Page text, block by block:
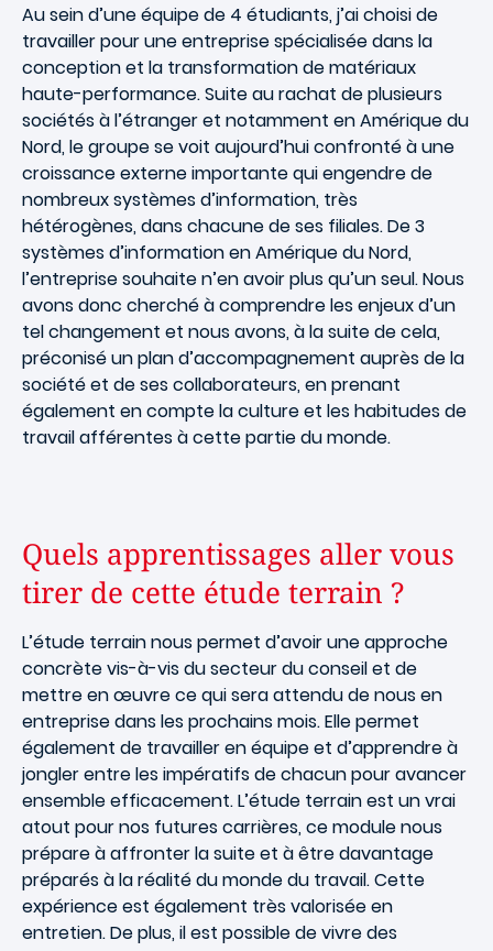
Au sein d’une équipe de 4 étudiants, j’ai choisi de
travailler pour une entreprise spécialisée dans la
conception et la transformation de matériaux
haute-performance. Suite au rachat de plusieurs
sociétés à l’étranger et notamment en Amérique du
Nord, le groupe se voit aujourd’hui confronté à une
croissance externe importante qui engendre de
nombreux systèmes d’information, très
hétérogènes, dans chacune de ses filiales. De 3
systèmes d’information en Amérique du Nord,
l’entreprise souhaite n’en avoir plus qu’un seul. Nous
avons donc cherché à comprendre les enjeux d’un
tel changement et nous avons, à la suite de cela,
préconisé un plan d’accompagnement auprès de la
société et de ses collaborateurs, en prenant
également en compte la culture et les habitudes de
travail afférentes à cette partie du monde.
Quels apprentissages aller vous
tirer de cette étude terrain ?
L’étude terrain nous permet d’avoir une approche
concrète vis-à-vis du secteur du conseil et de
mettre en œuvre ce qui sera attendu de nous en
entreprise dans les prochains mois. Elle permet
également de travailler en équipe et d’apprendre à
jongler entre les impératifs de chacun pour avancer
ensemble efficacement. L’étude terrain est un vrai
atout pour nos futures carrières, ce module nous
prépare à affronter la suite et à être davantage
préparés à la réalité du monde du travail. Cette
expérience est également très valorisée en
entretien. De plus, il est possible de vivre des